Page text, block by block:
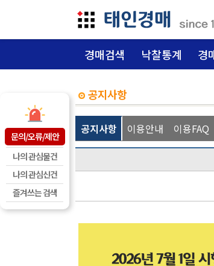
문의/오류/제안
나의 관심물건
나의 관심신건
즐겨쓰는 검색
경매검색 낙찰통계 경
공지사항
공지사항 이용안내 이용FAQ